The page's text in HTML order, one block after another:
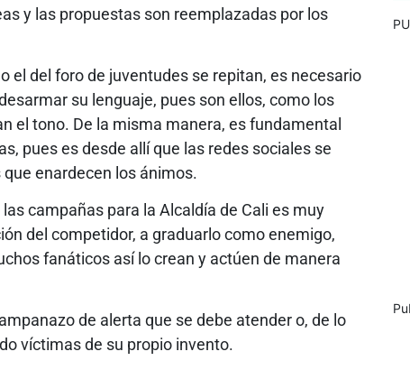
y las propuestas son reemplazadas por los
el del foro de juventudes se repitan, es necesario
su lenguaje, pues son ellos, como los
el tono. De la misma manera, es fundamental
pues es desde allí que las redes sociales se
enardecen los ánimos.
campañas para la Alcaldía de Cali es muy
del competidor, a graduarlo como enemigo,
fanáticos así lo crean y actúen de manera
de alerta que se debe atender o, de lo
víctimas de su propio invento.